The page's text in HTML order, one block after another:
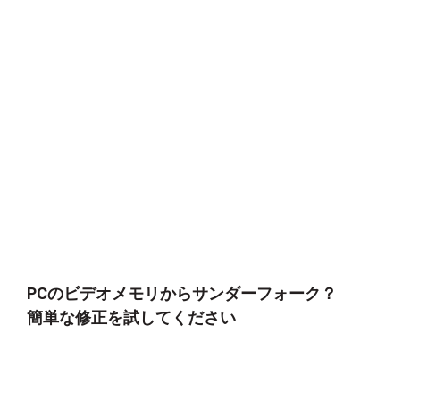
PCのビデオメモリからサンダーフォーク？
簡単な修正を試してください